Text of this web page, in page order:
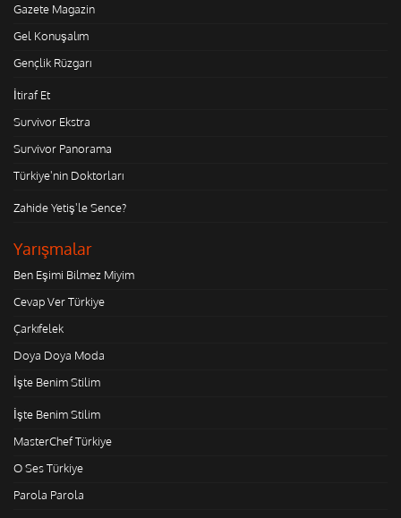
Gazete Magazin
Gel Konuşalım
Gençlik Rüzgarı
İtiraf Et
Survivor Ekstra
Survivor Panorama
Türkiye'nin Doktorları
Zahide Yetiş'le Sence?
Yarışmalar
Ben Eşimi Bilmez Miyim
Cevap Ver Türkiye
Çarkıfelek
Doya Doya Moda
İşte Benim Stilim
İşte Benim Stilim
MasterChef Türkiye
O Ses Türkiye
Parola Parola